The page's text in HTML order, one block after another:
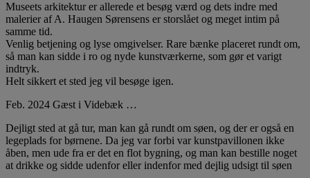
Museets arkitektur er allerede et besøg værd og dets indre med
malerier af A. Haugen Sørensens er storslået og meget intim på
samme tid.
Venlig betjening og lyse omgivelser. Rare bænke placeret rundt om,
så man kan sidde i ro og nyde kunstværkerne, som gør et varigt
indtryk.
Helt sikkert et sted jeg vil besøge igen.
Feb. 2024 Gæst i Videbæk …
Dejligt sted at gå tur, man kan gå rundt om søen, og der er også en
legeplads for børnene. Da jeg var forbi var kunstpavillonen ikke
åben, men ude fra er det en flot bygning, og man kan bestille noget
at drikke og sidde udenfor eller indenfor med dejlig udsigt til søen